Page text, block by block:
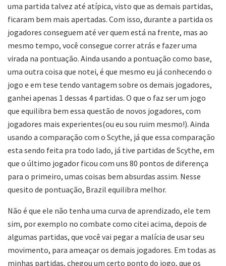
uma partida talvez até atípica, visto que as demais partidas,
ficaram bem mais apertadas. Com isso, durante a partida os
jogadores conseguem até ver quem está na frente, mas ao
mesmo tempo, você consegue correr atrás e fazer uma
virada na pontuação. Ainda usando a pontuação como base,
uma outra coisa que notei, é que mesmo eu já conhecendo o
jogo e em tese tendo vantagem sobre os demais jogadores,
ganhei apenas 1 dessas 4 partidas. O que o faz ser um jogo
que equilibra bem essa questão de novos jogadores, com
jogadores mais experientes(ou eu sou ruim mesmo!). Ainda
usando a comparação com o Scythe, já que essa comparação
esta sendo feita pra todo lado, já tive partidas de Scythe, em
que o último jogador ficou com uns 80 pontos de diferença
para o primeiro, umas coisas bem absurdas assim. Nesse
quesito de pontuação, Brazil equilibra melhor.
Não é que ele não tenha uma curva de aprendizado, ele tem
sim, por exemplo no combate como citei acima, depois de
algumas partidas, que você vai pegar a malícia de usar seu
movimento, para ameaçar os demais jogadores. Em todas as
minhas partidas, chegou um certo ponto do jogo, que os